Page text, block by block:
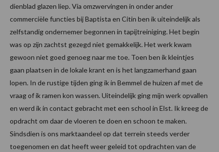
dienblad glazen liep. Via omzwervingen in onder ander
commerciële functies bij Baptista en Citin ben ik uiteindelijk als
zelfstandig ondernemer begonnen in tapijtreiniging. Het begin
was op zijn zachtst gezegd niet gemakkelijk. Het werk kwam
gewoon niet goed genoeg naar me toe. Toen ben ik kleintjes
gaan plaatsen in de lokale krant en is het langzamerhand gaan
lopen. In de rustige tijden ging ik in Bemmel de huizen af met de
vraag of ik ramen kon wassen. Uiteindelijk ging mijn werk opvallen
en werd ik in contact gebracht met een school in Elst. Ik kreeg de
opdracht om daar de vloeren te doen en schoon te maken.
Sindsdien is ons marktaandeel op dat terrein steeds verder
toegenomen en dat heeft weer geleid tot opdrachten van de